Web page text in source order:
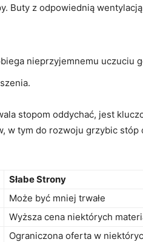
Buty z ⁢odpowiednią
nieprzyjemnemu uczuciu
stopom oddychać, jest⁣
w tym do ⁢rozwoju grzybic
Słabe Strony
Może​ być mniej trwałe
Wyższa cena niektórych
Ograniczona oferta w